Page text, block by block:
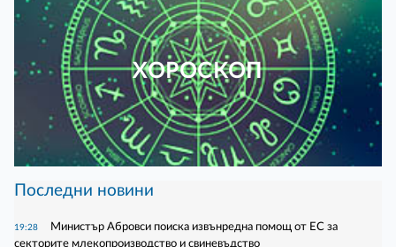
ХОРОСКОП
Последни новини
19:28
Министър Абровси поиска извънредна помощ от ЕС за
секторите млекопроизводство и свиневъдство